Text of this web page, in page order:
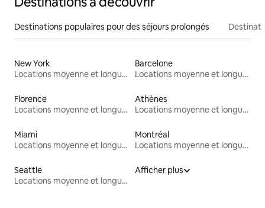
Destinations populaires pour des séjours prolongés
New York
Locations moyenne et longue durée
Barcelone
Locations moyenne et longue durée
Florence
Locations moyenne et longue durée
Athènes
Locations moyenne et longue durée
Miami
Locations moyenne et longue durée
Montréal
Locations moyenne et longue durée
Seattle
Locations moyenne et longue durée
Afficher plus